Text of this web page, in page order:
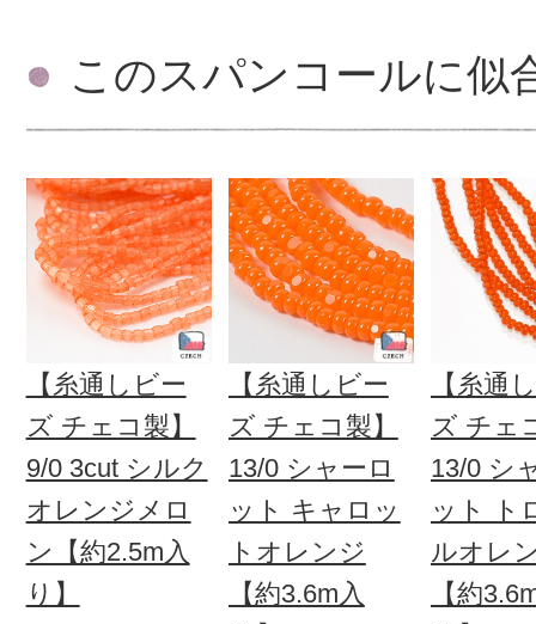
このスパンコールに似
【糸通しビー
ズ チェコ製】
9/0 3cut シルク
オレンジメロ
ン【約2.5m入
り】
【糸通しビー
ズ チェコ製】
13/0 シャーロ
ット キャロッ
トオレンジ
【約3.6m入
【糸通
ズ チェ
13/0 シ
ット ト
ルオレ
【約